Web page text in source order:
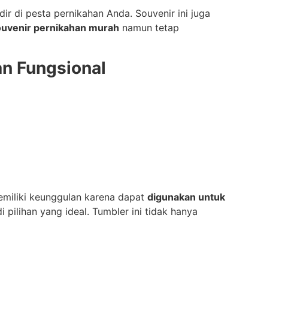
di pesta pernikahan Anda. Souvenir ini juga
pernikahan murah namun tetap
Fungsional
keunggulan karena dapat digunakan untuk
pilihan yang ideal. Tumbler ini tidak hanya